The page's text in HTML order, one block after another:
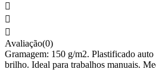



Avaliação(0)
Gramagem: 150 g/m2. Plastificado
brilho. Ideal para trabalhos manuais.